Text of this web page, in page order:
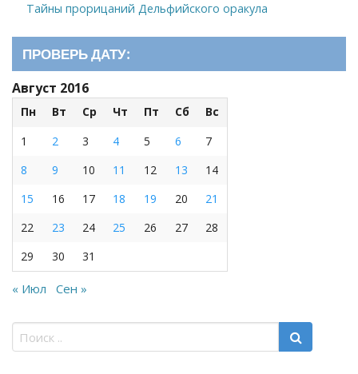
Тайны прорицаний Дельфийского оракула
ПРОВЕРЬ ДАТУ:
Август 2016
Пн Вт Ср Чт Пт Сб
Вс
1
2 3 4 5 6
7
8
9 10 11 12 13
14
15
16 17 18 19 20
21
22
23 24 25 26 27
28
29
30 31
« Июл Сен »